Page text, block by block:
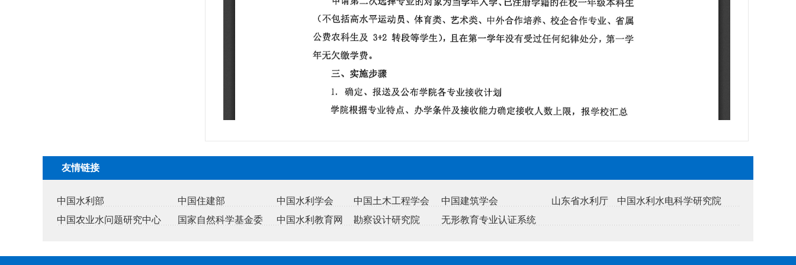
友情链接
中国水利部 中国住建部 中国水利学会 中国土木工程学会 中国建筑学会 山东省水利厅
中国水利水电科学研究院
中国农业水问题研究中心
国家自然科学基金委 中国水利教育网 勘察设计研究院 无形教育专业认证系统